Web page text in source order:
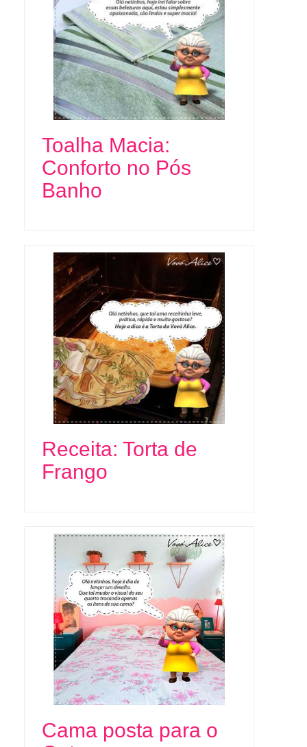
Toalha Macia:
Conforto no Pós
Banho
Receita: Torta de
Frango
Cama posta para o